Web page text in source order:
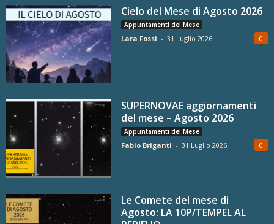
Cielo del Mese di Agosto 2026
Appuntamenti del Mese
Lara Fossi - 31 Luglio 2026 0
SUPERNOVAE aggiornamenti
del mese – Agosto 2026
Appuntamenti del Mese
Fabio Briganti - 31 Luglio 2026 0
Le Comete del mese di
Agosto: LA 10P/TEMPEL AL